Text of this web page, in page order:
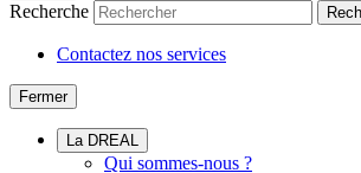
Recherche
Contactez nos services
Fermer
La DREAL
Qui sommes-nous ?